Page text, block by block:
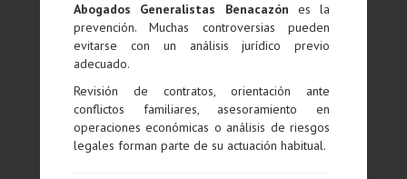
Abogados Generalistas Benacazón es la
prevención. Muchas controversias pueden
evitarse con un análisis jurídico previo
adecuado.
Revisión de contratos, orientación ante
conflictos familiares, asesoramiento en
operaciones económicas o análisis de riesgos
legales forman parte de su actuación habitual.